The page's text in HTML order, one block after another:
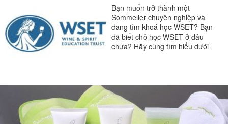
Bạn muốn trở thành một
Sommelier chuyên nghiệp và
đang tìm khoá học WSET? Bạn
đã biết chỗ học WSET ở đâu
chưa? Hãy cùng tìm hiểu dưới
#thiết bị sảnh - ngoại cảnh